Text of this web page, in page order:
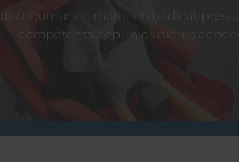
distributeur de matériel médical,
compétents depuis plusieurs